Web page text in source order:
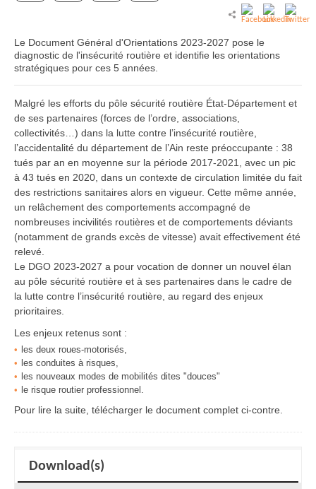
Le Document Général d'Orientations 2023-2027 pose le
diagnostic de l'insécurité routière et identifie les orientations
stratégiques pour ces 5 années.
Malgré les efforts du pôle sécurité routière État-Département et
de ses partenaires (forces de l’ordre, associations,
collectivités…) dans la lutte contre l’insécurité routière,
l’accidentalité du département de l’Ain reste préoccupante : 38
tués par an en moyenne sur la période 2017-2021, avec un pic
à 43 tués en 2020, dans un contexte de circulation limitée du fait
des restrictions sanitaires alors en vigueur. Cette même année,
un relâchement des comportements accompagné de
nombreuses incivilités routières et de comportements déviants
(notamment de grands excès de vitesse) avait effectivement été
relevé.
Le DGO 2023-2027 a pour vocation de donner un nouvel élan
au pôle sécurité routière et à ses partenaires dans le cadre de
la lutte contre l’insécurité routière, au regard des enjeux
prioritaires.
Les enjeux retenus sont :
les deux roues-motorisés,
les conduites à risques,
les nouveaux modes de mobilités dites "douces"
le risque routier professionnel.
Pour lire la suite, télécharger le document complet ci-contre.
Download(s)